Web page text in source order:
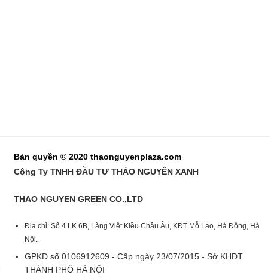
Bản quyền © 2020 thaonguyenplaza.com
Công Ty TNHH ĐẦU TƯ THẢO NGUYÊN XANH
THAO NGUYEN GREEN CO.,LTD
Địa chỉ: Số 4 LK 6B, Làng Việt Kiều Châu Âu, KĐT Mỗ Lao, Hà Đông, Hà
Nội.
GPKD số 0106912609 - Cấp ngày 23/07/2015 - Sở KHĐT
THÀNH PHỐ HÀ NỘI